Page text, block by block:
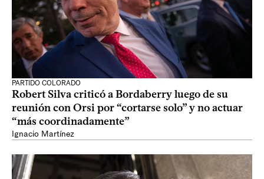
PARTIDO COLORADO
Robert Silva criticó a Bordaberry luego de su
reunión con Orsi por “cortarse solo” y no actuar
“más coordinadamente”
Ignacio Martínez